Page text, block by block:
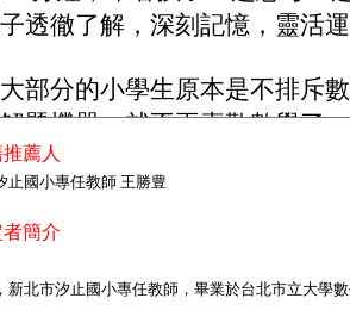
薦人
止國小專任教師 王勝豊
簡介
新北市汐止國小專任教師，畢業於台北市立大學